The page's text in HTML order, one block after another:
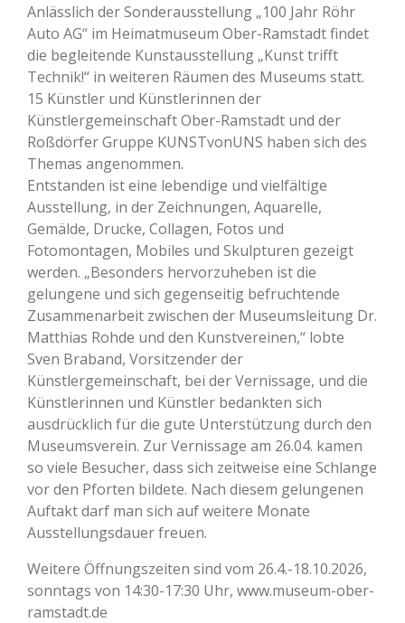
Anlässlich der Sonderausstellung „100 Jahr Röhr
Auto AG“ im Heimatmuseum Ober-Ramstadt findet
die begleitende Kunstausstellung „Kunst trifft
Technik!“ in weiteren Räumen des Museums statt.
15 Künstler und Künstlerinnen der
Künstlergemeinschaft Ober-Ramstadt und der
Roßdörfer Gruppe KUNSTvonUNS haben sich des
Themas angenommen.
Entstanden ist eine lebendige und vielfältige
Ausstellung, in der Zeichnungen, Aquarelle,
Gemälde, Drucke, Collagen, Fotos und
Fotomontagen, Mobiles und Skulpturen gezeigt
werden. „Besonders hervorzuheben ist die
gelungene und sich gegenseitig befruchtende
Zusammenarbeit zwischen der Museumsleitung Dr.
Matthias Rohde und den Kunstvereinen,“ lobte
Sven Braband, Vorsitzender der
Künstlergemeinschaft, bei der Vernissage, und die
Künstlerinnen und Künstler bedankten sich
ausdrücklich für die gute Unterstützung durch den
Museumsverein. Zur Vernissage am 26.04. kamen
so viele Besucher, dass sich zeitweise eine Schlange
vor den Pforten bildete. Nach diesem gelungenen
Auftakt darf man sich auf weitere Monate
Ausstellungsdauer freuen.
Weitere Öffnungszeiten sind vom 26.4.-18.10.2026,
sonntags von 14:30-17:30 Uhr, www.museum-ober-
ramstadt.de